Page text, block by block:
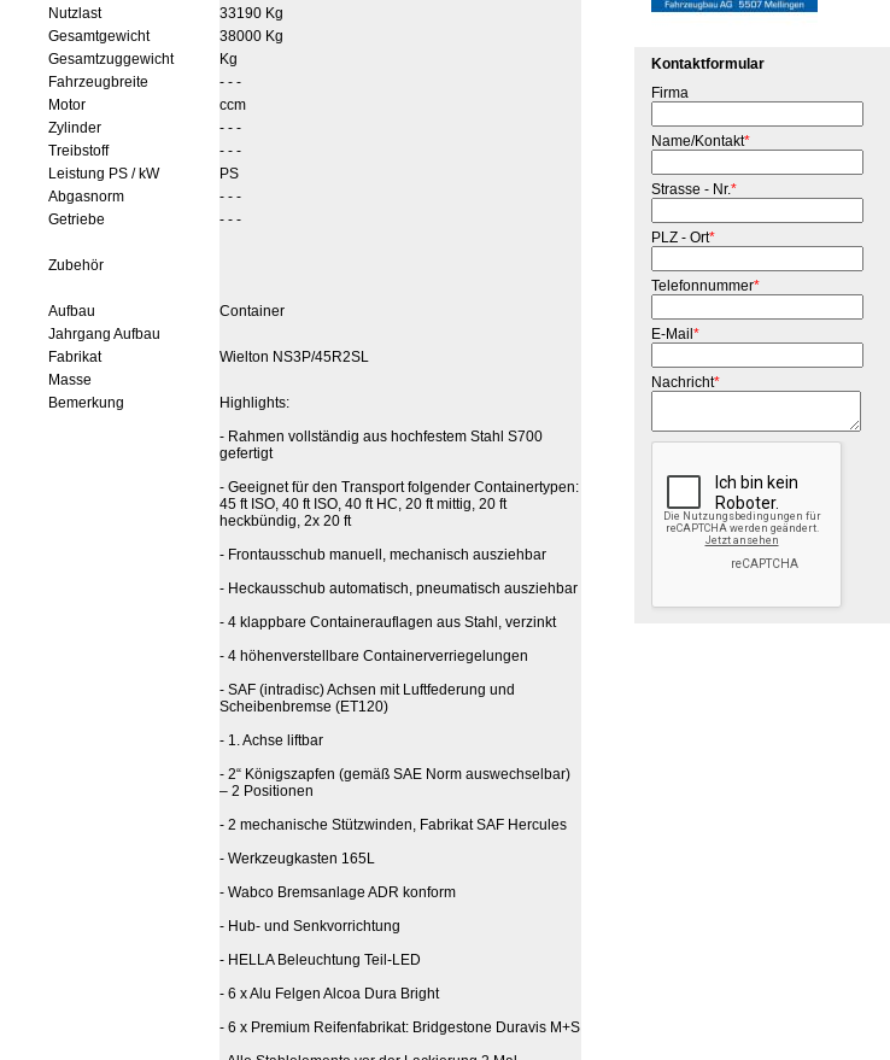
Nutzlast
33190 Kg
Gesamtgewicht
38000 Kg
Gesamtzuggewicht
Kg
Fahrzeugbreite
- - -
Motor
ccm
Zylinder
- - -
Treibstoff
- - -
Leistung PS / kW
PS
Abgasnorm
- - -
Getriebe
- - -
Zubehör
Aufbau
Container
Jahrgang Aufbau
Fabrikat
Wielton NS3P/45R2SL
Masse
Bemerkung
Highlights:
- Rahmen vollständig aus hochfestem Stahl S700
gefertigt
- Geeignet für den Transport folgender Containertypen:
45 ft ISO, 40 ft ISO, 40 ft HC, 20 ft mittig, 20 ft
heckbündig, 2x 20 ft
- Frontausschub manuell, mechanisch ausziehbar
- Heckausschub automatisch, pneumatisch ausziehbar
- 4 klappbare Containerauflagen aus Stahl, verzinkt
- 4 höhenverstellbare Containerverriegelungen
- SAF (intradisc) Achsen mit Luftfederung und
Scheibenbremse (ET120)
- 1. Achse liftbar
- 2“ Königszapfen (gemäß SAE Norm auswechselbar)
– 2 Positionen
- 2 mechanische Stützwinden, Fabrikat SAF Hercules
- Werkzeugkasten 165L
- Wabco Bremsanlage ADR konform
- Hub- und Senkvorrichtung
- HELLA Beleuchtung Teil-LED
- 6 x Alu Felgen Alcoa Dura Bright
- 6 x Premium Reifenfabrikat: Bridgestone Duravis M+S
Kontaktformular
Firma
Name/Kontakt*
Strasse - Nr.*
PLZ - Ort*
Telefonnummer*
E-Mail *
Nachricht*